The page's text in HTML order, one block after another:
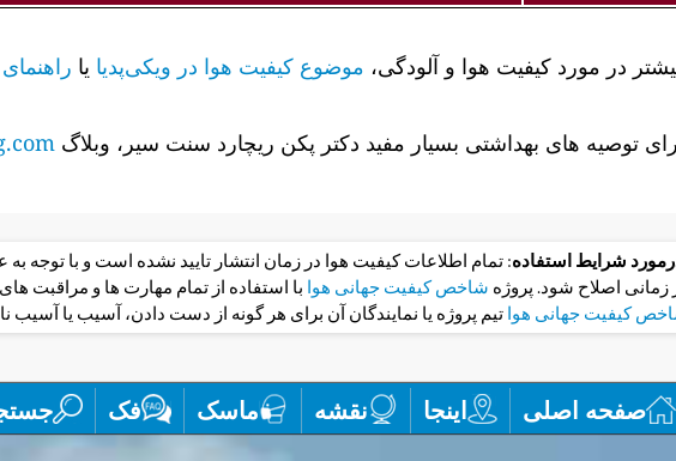
در مورد کیفیت هوا و آلودگی، موضوع کیفیت هوا در ویکی‌پدیا یا راهنمای airnow برای کیفیت هوا و سلامت شما را
توصیه های بهداشتی بسیار مفید دکتر پکن ریچارد سنت سیر، وبلاگ
شرایط استفاده: تمام اطلاعات کیفیت هوا در زمان انتشار تایید نشده است و با توجه
زمانی اصلاح شود. پروژه شاخص کیفیت جهانی هوا با استفاده از تمام مهارت ها و مراقبت
کیفیت جهانی هوا تیم پروژه یا نمایندگان آن برای هر گونه از دست دادن، آسیب یا
صفحه اصلی اینجا نقشه ماسک فک